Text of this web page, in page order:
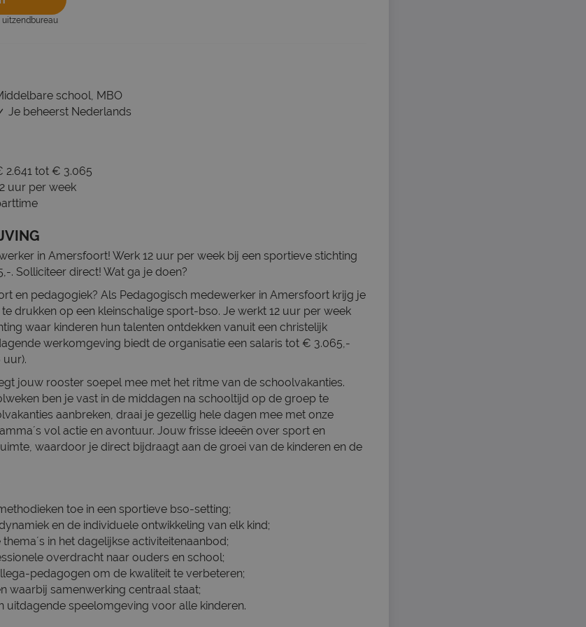
school, MBO
Je beheerst Nederlands
2.641 tot € 3.065
uur per week
in Amersfoort! Werk 12 uur per week bij een sportieve stichting
. Solliciteer direct! Wat ga je doen?
en pedagogiek? Als Pedagogisch medewerker in Amersfoort krijg je
drukken op een kleinschalige sport-bso. Je werkt 12 uur per week
waar kinderen hun talenten ontdekken vanuit een christelijk
werkomgeving biedt de organisatie een salaris tot € 3.065,-
uur).
jouw rooster soepel mee met het ritme van de schoolvakanties.
ben je vast in de middagen na schooltijd op de groep te
aanbreken, draai je gezellig hele dagen mee met onze
vol actie en avontuur. Jouw frisse ideeën over sport en
waardoor je direct bijdraagt aan de groei van de kinderen en de
toe in een sportieve bso-setting;
en de individuele ontwikkeling van elk kind;
in het dagelijkse activiteitenaanbod;
overdracht naar ouders en school;
pedagogen om de kwaliteit te verbeteren;
waarbij samenwerking centraal staat;
uitdagende speelomgeving voor alle kinderen.